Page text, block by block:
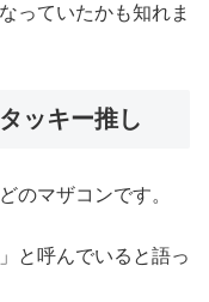
っていたかも知れま
ッキー推し
のマザコンです。
と呼んでいると語っ